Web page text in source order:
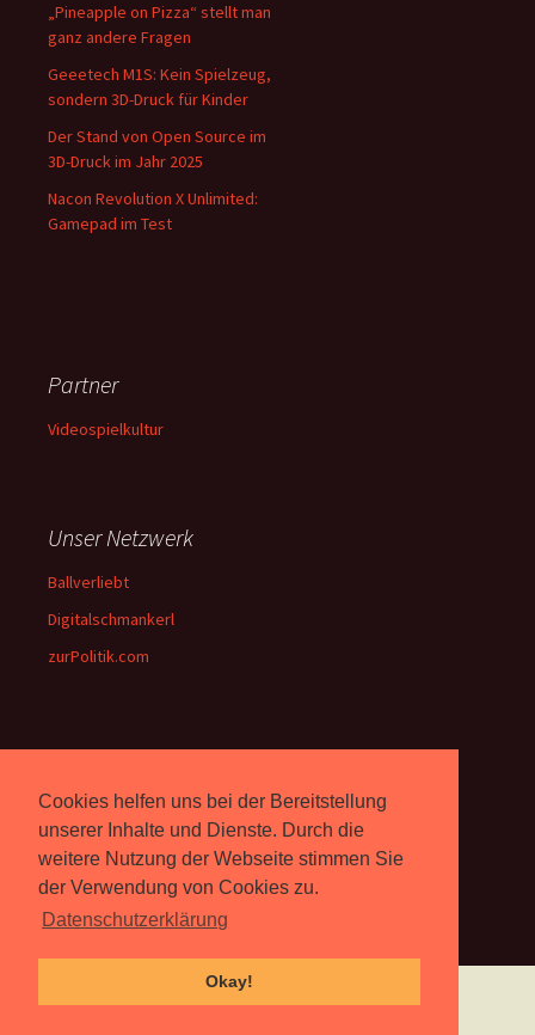
Cookies helfen uns bei der Bereitstellung
unserer Inhalte und Dienste. Durch die
weitere Nutzung der Webseite stimmen Sie
der Verwendung von Cookies zu.
Datenschutzerklärung
Okay!
„Pineapple on Pizza“ stellt man
ganz andere Fragen
Geeetech M1S: Kein Spielzeug,
sondern 3D-Druck für Kinder
Der Stand von Open Source im
3D-Druck im Jahr 2025
Nacon Revolution X Unlimited:
Gamepad im Test
Partner
Videospielkultur
Unser Netzwerk
Ballverliebt
Digitalschmankerl
zurPolitik.com
Rebell.atberichtet seit 2003
unabhängig über Computer-
und Videospiele. (Impressum)